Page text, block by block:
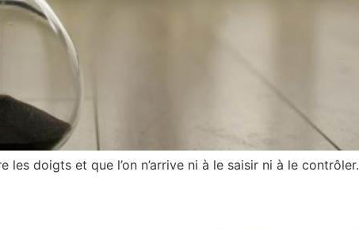
doigts et que l’on n’arrive ni à le saisir ni à le contrôler.